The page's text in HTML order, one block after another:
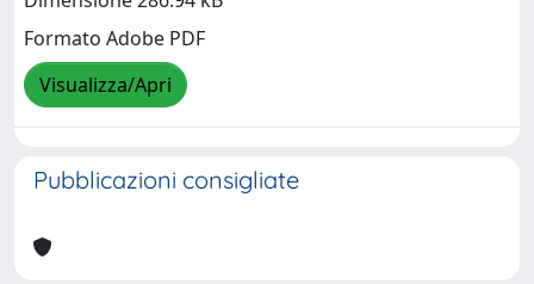
Formato Adobe PDF
Visualizza/Apri
Pubblicazioni consigliate